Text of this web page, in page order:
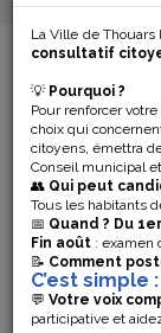
La Ville de Thouars
consultatif
💡 Pourquoi ?
Pour renforcer
choix qui
citoyens, émettra
Conseil municipal
👥 Qui peut
Tous les habitants
📅 Quand ? Du
Fin août : examen
📝 Comment
C’est simple
💬 Votre voix
participative et